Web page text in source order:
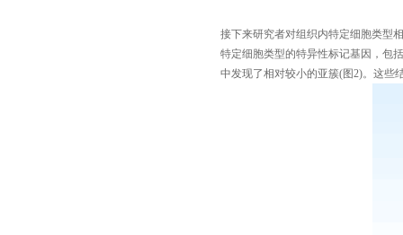
接下来研究者对组织内特定细胞类型
特定细胞类型的特异性标记基因，包
中发现了相对较小的亚簇(图2)。这些